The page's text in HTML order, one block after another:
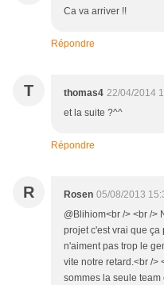
Ca va arriver !!
Répondre
T thomas4 22/04/2014
et la suite ?^^
Répondre
R Rosen 05/08/2013
@Blihiom<br /> <br />
projet c'est vrai que ça
n'aiment pas trop le
vite notre retard.<br />
sommes la seule